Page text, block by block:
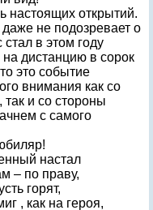
настоящих открытий.
не подозревает о
в этом году
дистанцию в сорок
это событие
внимания как со
и со стороны
с самого
настал
– по праву,
горят,
, как на героя,